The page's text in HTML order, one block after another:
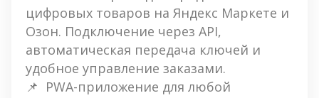
цифровых товаров на Яндекс Маркете и
Озон. Подключение через API,
автоматическая передача ключей и
удобное управление заказами.
📌  PWA-приложение для любой